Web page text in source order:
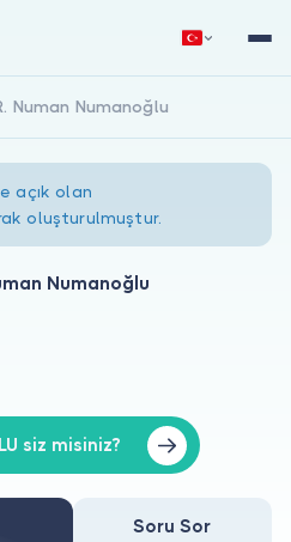
Giriş Yap
Numan Numanoğlu
açık olan
oluşturulmuştur.
Numanoğlu
siz misiniz?
Soru Sor